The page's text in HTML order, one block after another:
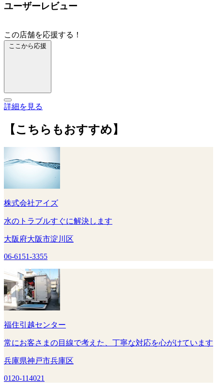
ユーザーレビュー
この店舗を応援する！
ここから応援
詳細を見る
【こちらもおすすめ】
株式会社アイズ
水のトラブルすぐに解決します
大阪府大阪市淀川区
06-6151-3355
福住引越センター
常にお客さまの目線で考えた、丁寧な対応を心がけています
兵庫県神戸市兵庫区
0120-114021